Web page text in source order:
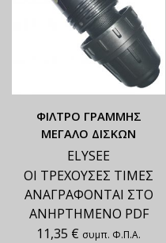
ΦΙΛΤΡΟ ΓΡΑΜΜΗΣ
ΜΕΓΑΛΟ ΔΙΣΚΩΝ
ELYSEE
ΟΙ ΤΡΕΧΟΥΣΕΣ ΤΙΜΕΣ
ΑΝΑΓΡΑΦΟΝΤΑΙ ΣΤΟ
ΑΝΗΡΤΗΜΕΝΟ PDF
11,35 € συμπ. Φ.Π.Α.